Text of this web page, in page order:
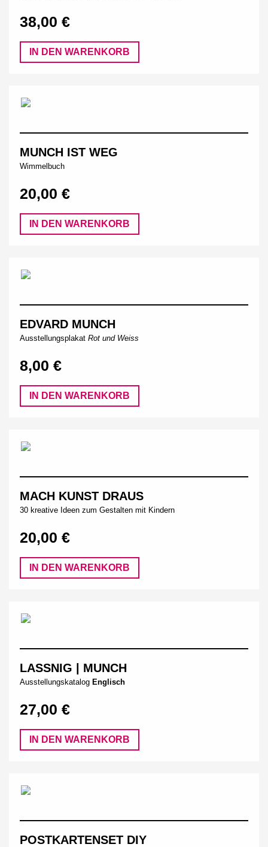
38,00 €
IN DEN WARENKORB
MUNCH IST WEG
Wimmelbuch
20,00 €
IN DEN WARENKORB
EDVARD MUNCH
Ausstellungsplakat Rot und Weiss
8,00 €
IN DEN WARENKORB
MACH KUNST DRAUS
30 kreative Ideen zum Gestalten mit Kindern
20,00 €
IN DEN WARENKORB
LASSNIG | MUNCH
Ausstellungskatalog Englisch
27,00 €
IN DEN WARENKORB
POSTKARTENSET DIY